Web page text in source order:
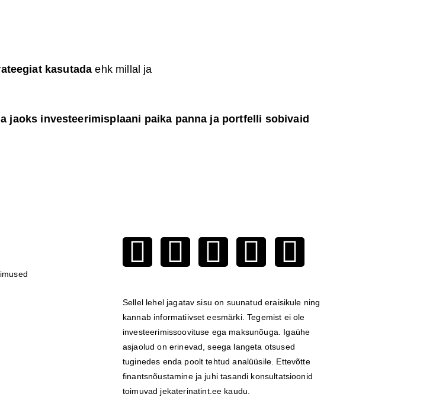
kasutada ehk millal ja
jaoks investeerimisplaani paika panna ja portfelli sobivaid
Sellel lehel jagatav sisu on suunatud eraisikule ning
kannab informatiivset eesmärki. Tegemist ei ole
investeerimissoovituse ega maksunõuga. Igaühe
asjaolud on erinevad, seega langeta otsused
tuginedes enda poolt tehtud analüüsile. Ettevõtte
finantsnõustamine ja juhi tasandi konsultatsioonid
toimuvad jekaterinatint.ee kaudu.